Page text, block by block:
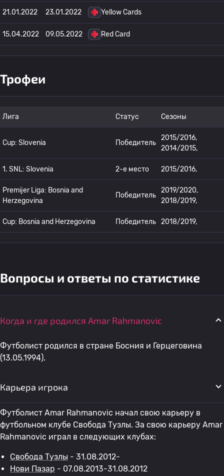
21.01.2022 23.01.2022 Yellow Cards
15.04.2022 09.05.2022 Red Card
Трофеи
Лига Статус Сезоны
Cup: Slovenia Победитель
2015/2016,
2014/2015,
1. SNL: Slovenia 2-е место 2015/2016,
Premijer Liga: Bosnia and
Herzegovina
Победитель
2019/2020,
2018/2019,
Cup: Bosnia and Herzegovina Победитель 2018/2019,
Вопросы и ответы по статистике
Когда и где родился Amar Rahmanovic
Футболист родился в стране Босния и Герцеговина
(13.05.1994).
Карьера игрока
Футболист Amar Rahmanovic начал свою карьеру в
футбольном клубе Свобода Тузлы. За свою карьеру Amar
Rahmanovic играл в следующих клубах:
Свобода Тузлы - 31.08.2012-
Нови Пазар - 07.08.2013-31.08.2012